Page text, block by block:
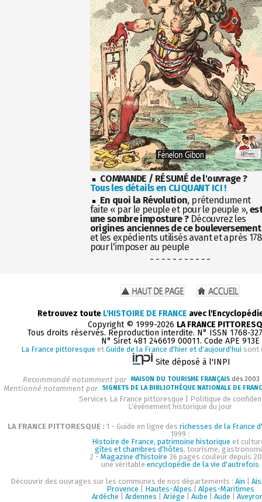
COMMANDE / RÉSUMÉ de l'ouvrage ?
Tous les détails en CLIQUANT ICI !
En quoi la Révolution, prétendument
faite « par le peuple et pour le peuple »,
une sombre imposture ?Découvrez les
origines anciennes de ce bouleversement
et les expédients utilisés avant et après
pour l'imposer au peuple
- - - - - - - - - - -
Retrouvez toute L'HISTOIRE DE FRANCE avec
Copyright © 1999-2026 LA FRANCE
Tous droits réservés. Reproduction interdite. N° ISSN 1768-
N° Siret 481 246619 00011. Code APE 913E
La France pittoresque et Guide de la France d'hier et d'aujourd'hui sont
Site déposé à l'INPI
Recommandé notamment par MAISON DU TOURISME FRANÇAIS dès
Mentionné notamment par SIGNETS DE LA BIBLIOTHÈQUE NATIONALE DE
Services La France pittoresque
Politique de
L'événement historique du jour
LA FRANCE PITTORESQUE : 1 - Guide en ligne des richesses de la France
1999 :
Histoire de France, patrimoine historique et
gîtes et chambres d'hôtes, tourisme,
2 - Magazine d'histoire 36 pages couleur depuis
une véritable encyclopédie de la vie d'autrefois
Découvrir des ouvrages sur les communes de nos départements : Ain
Provence
Hautes-Alpes
Alpes-Maritimes
Ardèche
Ardennes Ariège Aube Aude